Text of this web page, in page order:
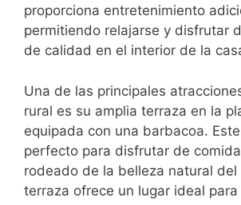
proporciona entretenimiento
permitiendo relajarse y disfrutar
de calidad en el interior de la
Una de las principales
rural es su amplia terraza en la
equipada con una barbacoa.
perfecto para disfrutar de
rodeado de la belleza natural del
terraza ofrece un lugar ideal para